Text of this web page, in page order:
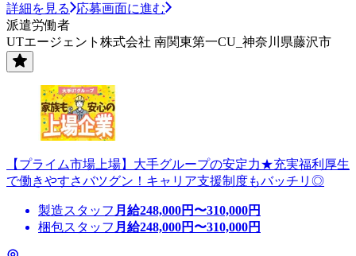
詳細を見る
応募画面に進む
派遣労働者
UTエージェント株式会社 南関東第一CU_神奈川県藤沢市
【プライム市場上場】大手グループの安定力★充実福利厚生
で働きやすさバツグン！キャリア支援制度もバッチリ◎
製造スタッフ 月給248,000円〜310,000円
梱包スタッフ 月給248,000円〜310,000円